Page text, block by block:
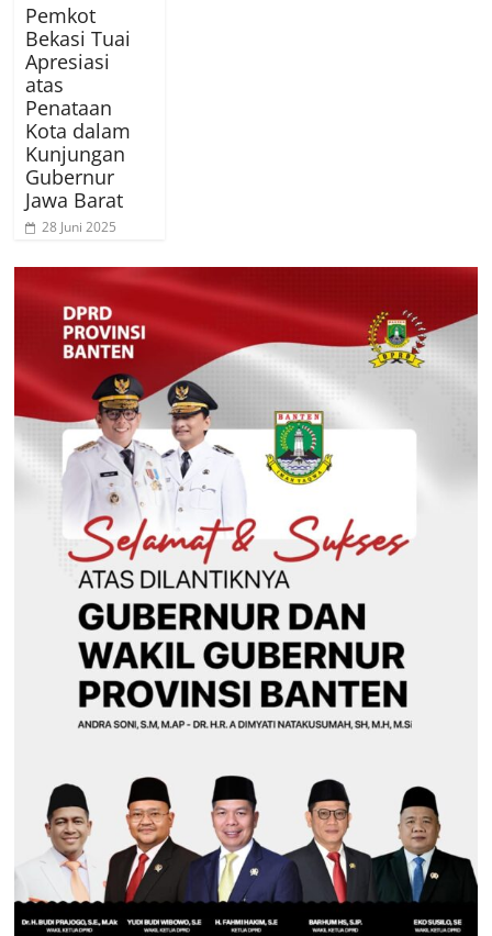
Pemkot
Bekasi Tuai
Apresiasi
atas
Penataan
Kota dalam
Kunjungan
Gubernur
Jawa Barat
28 Juni 2025